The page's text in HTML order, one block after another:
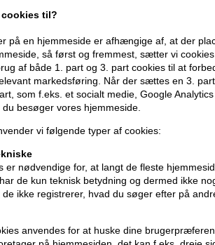
cookies til?
på en hjemmeside er afhængige af, at der
så først og fremmest, sætter vi
af både 1. part og 3. part cookies til at
markedsføring. Når der sættes en 3.
som f.eks. et socialt medie, Google
besøger vores hjemmeside.
vi følgende typer af cookies:
er nødvendige for, at langt de fleste
de kun teknisk betydning og dermed ikke
ikke registrerer, hvad du søger efter på
anvendes for at huske dine
L'Oréal Pro Serie
ud. Den er
stamcellernes
der foranlediger en
Anvendelse
- Påfør jævnt i
- Del håret i 4 og
- Massér med
- Lad sidde i håret
Størrelse: 90ml